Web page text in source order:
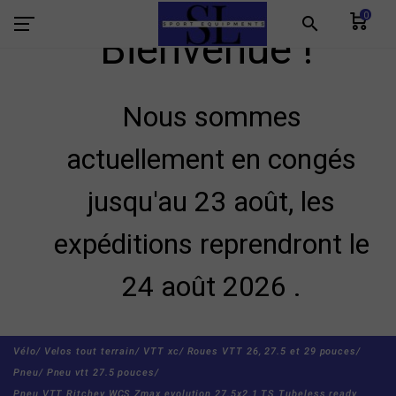
search 0
Bienvenue !
Nous sommes
actuellement en congés
jusqu'au 23 août, les
expéditions reprendront le
24 août 2026 .
Vélo/ Velos tout terrain/ VTT xc/ Roues VTT 26, 27.5 et 29 pouces/
Pneu/ Pneu vtt 27.5 pouces/